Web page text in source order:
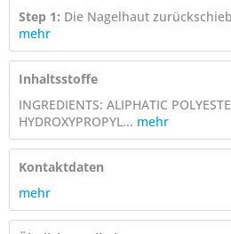
Step 1: Die Nagelhaut
mehr
Inhaltsstoffe
INGREDIENTS: ALIPHATIC
HYDROXYPROPYL... mehr
Kontaktdaten
mehr